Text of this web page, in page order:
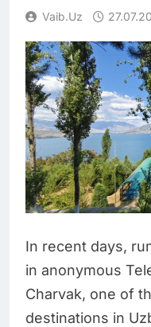
Vaib.uz
In recent days,
in anonymous
Charvak, one of
destinations in